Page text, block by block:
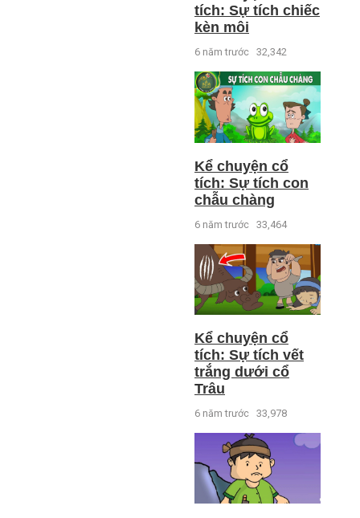
tích: Sự tích chiếc
kèn môi
6 năm trước 32,342
Kể chuyện cổ
tích: Sự tích con
chẫu chàng
6 năm trước 33,464
Kể chuyện cổ
tích: Sự tích vết
trắng dưới cổ
Trâu
6 năm trước 33,978